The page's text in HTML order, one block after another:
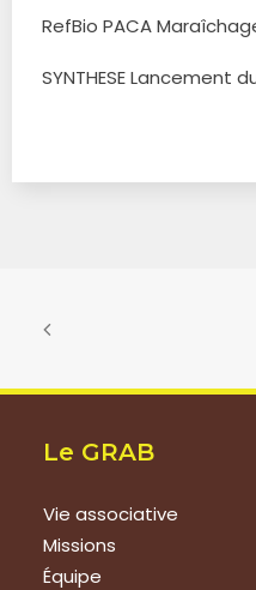
RefBio PACA
SYNTHESE Lancement
Le GRAB
Vie associative
Missions
Équipe